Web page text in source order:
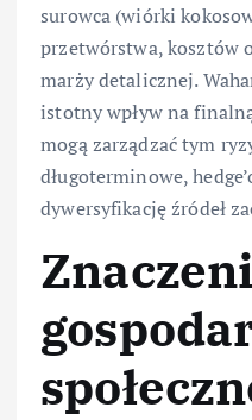
surowca (wiórki
przetwórstwa, kosztów
marży detalicznej.
istotny wpływ na
mogą zarządzać tym
długoterminowe,
dywersyfikację źródeł